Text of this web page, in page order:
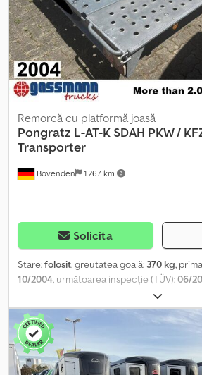
Bovenden 1.267 km
Remorcă cu platformă joasă
Pongratz L-AT-K SDAH PKW /
Transporter
Solicita
Stare:folosit, greutatea goală: 370 kg,
10/2004, următoarea inspecție (TÜV):06/
, tip de angrenaj:
Locația vehiculului: Bovenden, L: 5055 mm,
Sarcină maximă pe axă până la 1500 kg
15.1 + 15.2: cunoscut și ca 195/50B10-98L
pentru remorcă, XX BK01, 6J-X10, ET-4*
tehnică valabilă până în iulie 2027.